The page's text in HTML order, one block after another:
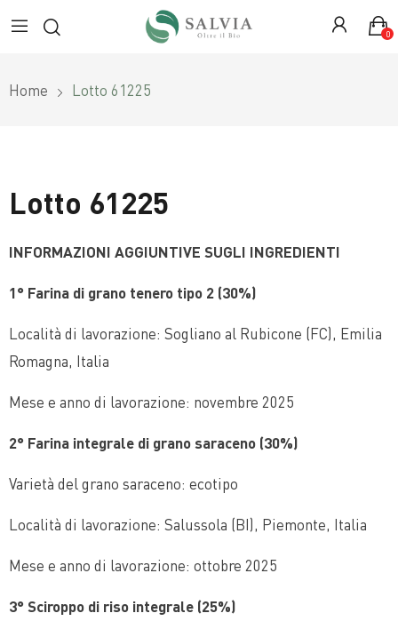
0
Home Lotto 61225
Lotto 61225
INFORMAZIONI AGGIUNTIVE SUGLI INGREDIENTI
1° Farina di grano tenero tipo 2 (30%)
Località di lavorazione: Sogliano al Rubicone (FC), Emilia
Romagna, Italia
Mese e anno di lavorazione: novembre 2025
2° Farina integrale di grano saraceno (30%)
Varietà del grano saraceno: ecotipo
Località di lavorazione: Salussola (BI), Piemonte, Italia
Mese e anno di lavorazione: ottobre 2025
3° Sciroppo di riso integrale (25%)